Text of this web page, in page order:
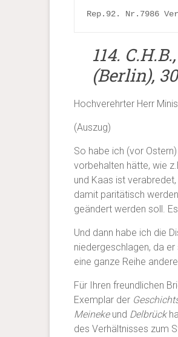
Rep.92. Nr.7986
114.
(Berlin),
Hochverehrter Herr
(Auszug)
So habe ich (vor
vorbehalten hätte, wie
und Kaas ist
damit paritätisch
geändert werden soll.
Und dann habe ich die
niedergeschlagen, da
eine ganze Reihe
Für Ihren freundlichen
Exemplar der
Meinekeund Delbrück
des Verhältnisses zum